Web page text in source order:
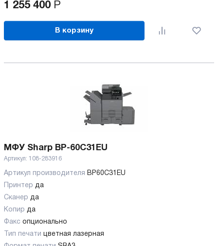
1 255 400 Р
В корзину
МФУ Sharp BP-60C31EU
Артикул: 108-283916
Артикул производителя
BP60C31EU
Принтер да
Сканер да
Копир да
Факс опционально
Тип печати
цветная лазерная